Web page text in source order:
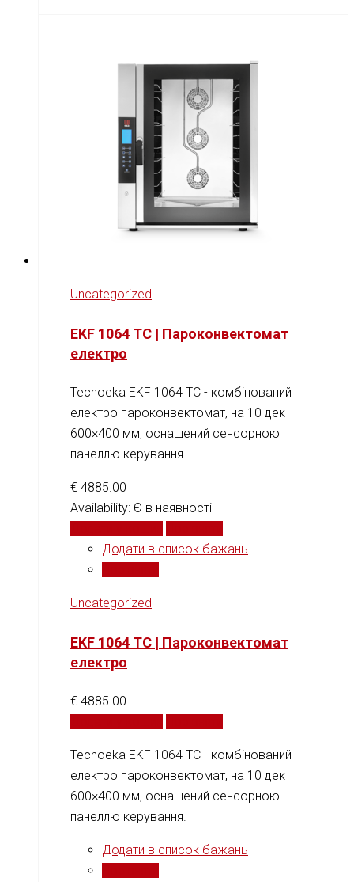
Uncategorized
EKF 1064 TC | Пароконвектомат
електро
Tecnoeka EKF 1064 TC - комбінований
електро пароконвектомат, на 10 дек
600×400 мм, оснащений сенсорною
панеллю керування.
€ 4885.00
Availability: Є в наявності
Додати в список бажань
Uncategorized
EKF 1064 TC | Пароконвектомат
електро
€ 4885.00
Tecnoeka EKF 1064 TC - комбінований
електро пароконвектомат, на 10 дек
600×400 мм, оснащений сенсорною
панеллю керування.
Додати в список бажань